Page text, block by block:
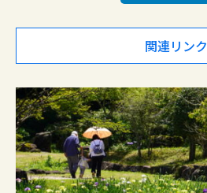
関連リンク